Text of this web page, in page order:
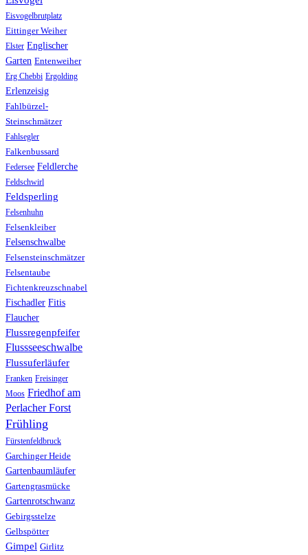
Eisvogelbrutplatz
Eittinger Weiher
Elster Englischer
Garten Entenweiher
Erg Chebbi Ergolding
Erlenzeisig
Fahlbürzel-
Steinschmätzer
Fahlsegler
Falkenbussard
Federsee Feldlerche
Feldschwirl
Feldsperling
Felsenhuhn
Felsenkleiber
Felsenschwalbe
Felsensteinschmätzer
Felsentaube
Fichtenkreuzschnabel
Fischadler Fitis
Flaucher
Flussregenpfeifer
Flussseeschwalbe
Flussuferläufer
Franken Freisinger
Moos Friedhof am
Perlacher Forst
Frühling
Fürstenfeldbruck
Garchinger Heide
Gartenbaumläufer
Gartengrasmücke
Gartenrotschwanz
Gebirgsstelze
Gelbspötter
Gimpel Girlitz